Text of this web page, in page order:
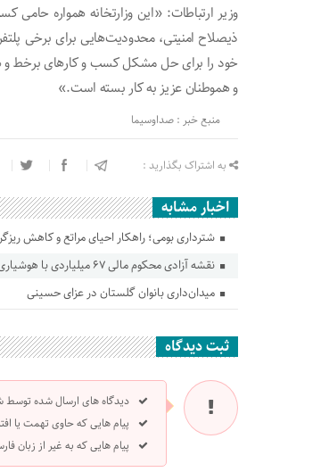
وزیر ارتباطات: «این وزارتخانه همواره
ذیصلاح امنیتی، محدودیت‌هایی برای برخی
خود را برای حل مشکل کسب و کار‌های برخط و
و هموطنان عزیز به کار بسته است.»
منبع خبر : صداوسیما
به اشتراک بگذارید :
اخبار مشابه
شترداری بومی؛ راهکار احیای مراتع و کاهش
نقشه آزادی محکوم مالی ۶۷ میلیاردی با هوشیاری حفاظت دادگستری گلستان ناکام ماند
میدان‌داری بانوان گلستان در عزای حسینی
ثبت دیدگاه
دیدگاه های ارسال شده
پیام هایی که حاوی تهمت یا
پیام هایی که به غیر از زبان